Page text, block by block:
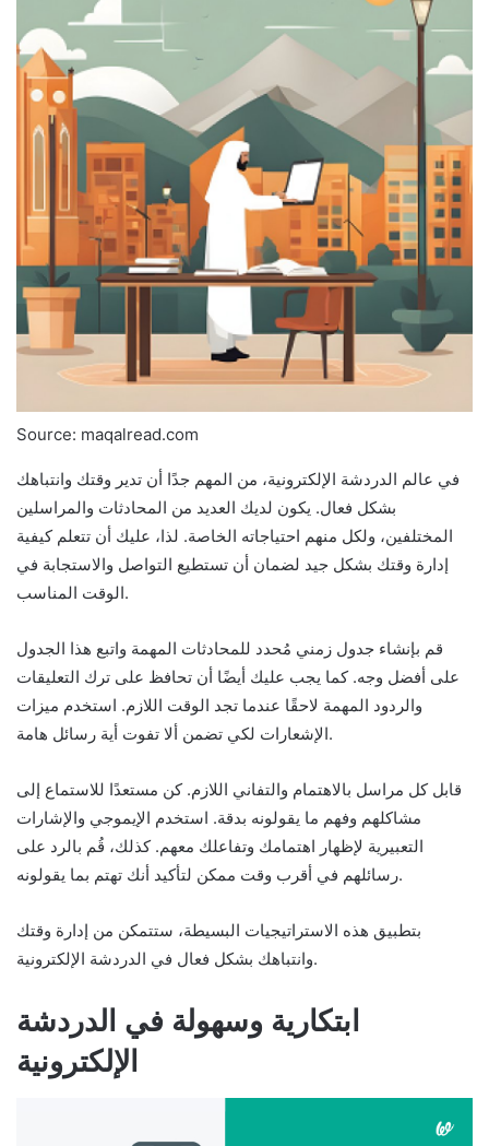
Source: maqalread.com
في عالم الدردشة الإلكترونية، من المهم جدًا أن تدير وقتك وانتباهك
بشكل فعال. يكون لديك العديد من المحادثات والمراسلين
المختلفين، ولكل منهم احتياجاته الخاصة. لذا، عليك أن تتعلم كيفية
إدارة وقتك بشكل جيد لضمان أن تستطيع التواصل والاستجابة في
الوقت المناسب.
قم بإنشاء جدول زمني مُحدد للمحادثات المهمة واتبع هذا الجدول
على أفضل وجه. كما يجب عليك أيضًا أن تحافظ على ترك التعليقات
والردود المهمة لاحقًا عندما تجد الوقت اللازم. استخدم ميزات
الإشعارات لكي تضمن ألا تفوت أية رسائل هامة.
قابل كل مراسل بالاهتمام والتفاني اللازم. كن مستعدًا للاستماع إلى
مشاكلهم وفهم ما يقولونه بدقة. استخدم الإيموجي والإشارات
التعبيرية لإظهار اهتمامك وتفاعلك معهم. كذلك، قُم بالرد على
رسائلهم في أقرب وقت ممكن لتأكيد أنك تهتم بما يقولونه.
بتطبيق هذه الاستراتيجيات البسيطة، ستتمكن من إدارة وقتك
وانتباهك بشكل فعال في الدردشة الإلكترونية.
ابتكارية وسهولة في الدردشة
الإلكترونية